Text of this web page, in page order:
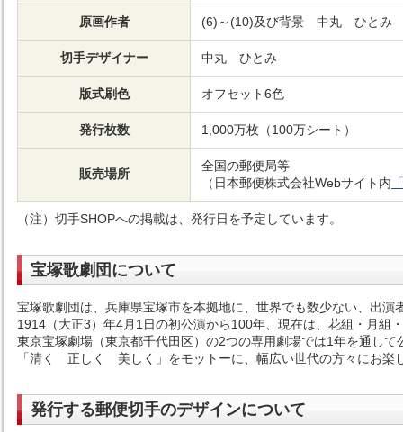
原画作者 (6)～(10)及び背景 中丸 ひとみ
切手デザイナー 中丸 ひとみ
版式刷色 オフセット6色
発行枚数 1,000万枚（100万シート）
販売場所
全国の郵便局等
（日本郵便株式会社Webサイト内
（注）切手SHOPへの掲載は、発行日を予定しています。
宝塚歌劇団について
宝塚歌劇団は、兵庫県宝塚市を本拠地に、世界でも数少ない、出
1914（大正3）年4月1日の初公演から100年、現在は、花組・月組
東京宝塚劇場（東京都千代田区）の2つの専用劇場では1年を通し
「清く 正しく 美しく」をモットーに、幅広い世代の方々にお楽
発行する郵便切手のデザインについて